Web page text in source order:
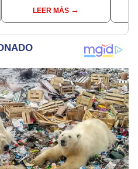
conoce las fechas de
depósito
LEER MÁS